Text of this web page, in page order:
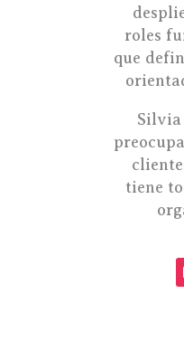
roles
que
Silvia
tiene